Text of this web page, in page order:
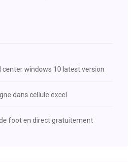
windows 10 latest version
dans cellule excel
foot en direct gratuitement